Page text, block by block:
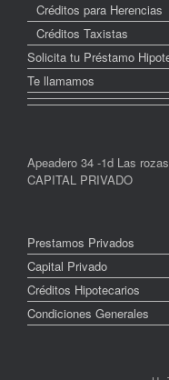
Créditos para Herencias
Créditos Taxistas
Solicita tu Préstamo
Te llamamos
Apeadero 34 -1d Las
CAPITAL PRIVADO
Prestamos Privados
Capital Privado
Créditos Hipotecarios
Condiciones Generales